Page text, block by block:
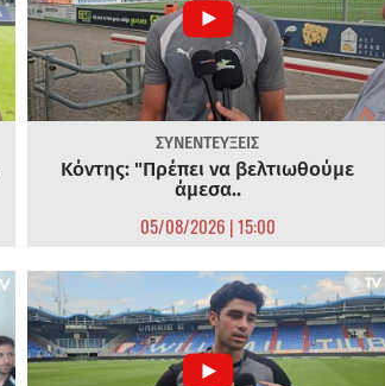
ΣΥΝΕΝΤΕΥΞΕΙΣ
Κόντης: "Πρέπει να βελτιωθούμε
άμεσα..
05/08/2026 | 15:00